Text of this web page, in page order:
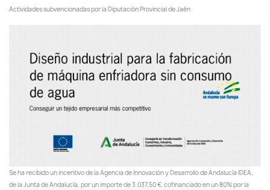
Actividades subvencionadas por la Diputación Provincial de Jaén
Se ha recibido un incentivo de la Agencia de Innovación y Desarrollo de Andalucía IDEA,
de la Junta de Andalucía, por un importe de 3.037,50 €, cofinanciado en un 80% por la